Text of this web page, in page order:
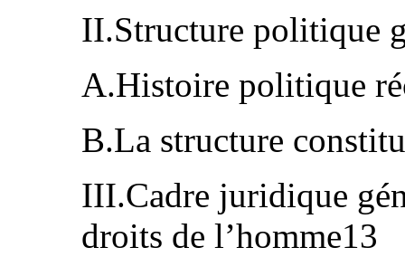
II.Structure politique
A.Histoire politique
B.La structure
III.Cadre juridique
droits de l’homme13